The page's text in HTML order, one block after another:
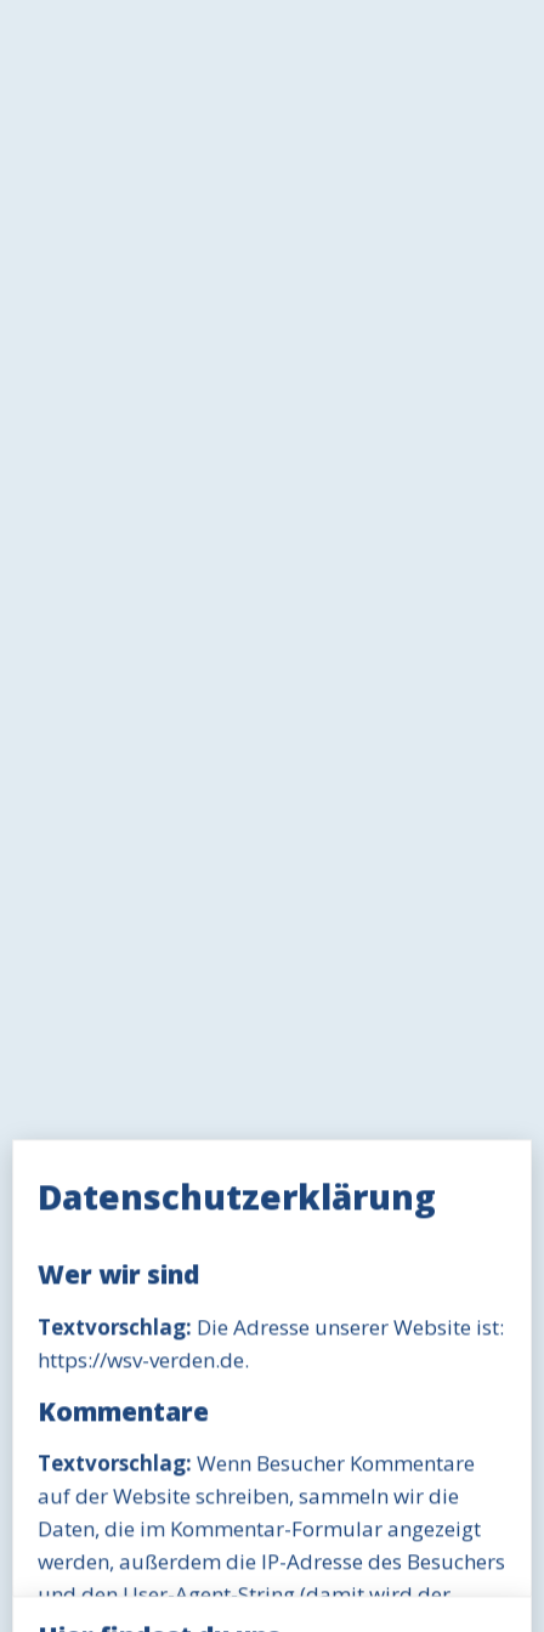
Datenschutzerklärung
Wer wir sind
Textvorschlag: Die Adresse unserer Website ist:
https://wsv-verden.de.
Kommentare
Textvorschlag: Wenn Besucher Kommentare
auf der Website schreiben, sammeln wir die
Daten, die im Kommentar-Formular angezeigt
werden, außerdem die IP-Adresse des Besuchers
und den User-Agent-String (damit wird der